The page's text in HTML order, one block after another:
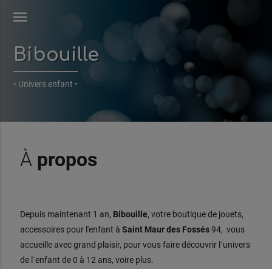
menu
Bibouille
• Univers enfant •
À propos
Depuis maintenant 1 an, Bibouille, votre boutique de jouets,
accessoires pour l'enfant à Saint Maur des Fossés94, vous
accueille avec grand plaisir, pour vous faire découvrir l´univers
de l´enfant de 0 à 12 ans, voire plus.